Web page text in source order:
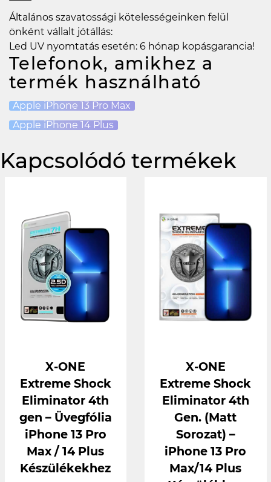
Általános szavatossági kötelességeinken felül
önként vállalt jótállás:
Led UV nyomtatás esetén: 6 hónap kopásgarancia!
Telefonok, amikhez a
termék használható
Apple iPhone 13 Pro Max
Apple iPhone 14 Plus
Kapcsolódó termékek
X-ONE
Extreme Shock
Eliminator 4th
gen – Üvegfólia
iPhone 13 Pro
Max / 14 Plus
Készülékekhez
X-ONE
Extreme Shock
Eliminator 4th
Gen. (Matt
Sorozat) –
iPhone 13 Pro
Max/14 Plus